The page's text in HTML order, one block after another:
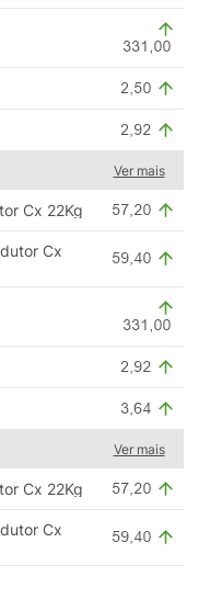
Ver mais
Cx 22Kg
Cx
Ver mais
Cx 22Kg
Cx